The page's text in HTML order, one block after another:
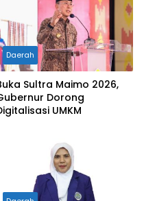
Daerah
Sultra Maimo 2026,
Dorong
UMKM